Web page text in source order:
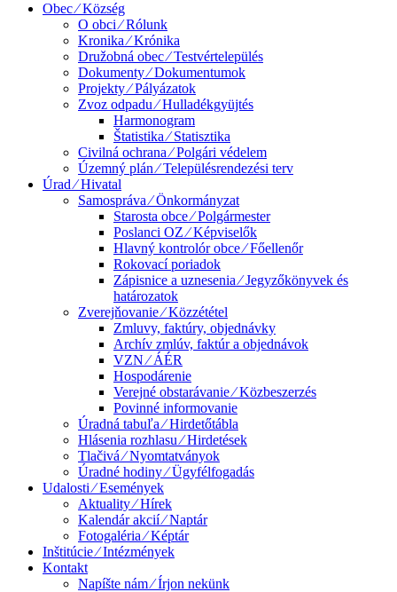
Obec ⁄ Község
O obci ⁄ Rólunk
Kronika ⁄ Krónika
Družobná obec ⁄ Testvértelepülés
Dokumenty ⁄ Dokumentumok
Projekty ⁄ Pályázatok
Zvoz odpadu ⁄ Hulladékgyüjtés
Harmonogram
Štatistika ⁄ Statisztika
Civilná ochrana ⁄ Polgári védelem
Územný plán ⁄ Településrendezési terv
Úrad ⁄ Hivatal
Samospráva ⁄ Önkormányzat
Starosta obce ⁄ Polgármester
Poslanci OZ ⁄ Képviselők
Hlavný kontrolór obce ⁄ Főellenőr
Rokovací poriadok
Zápisnice a uznesenia ⁄ Jegyzőkönyvek és
határozatok
Zverejňovanie ⁄ Közzététel
Zmluvy, faktúry, objednávky
Archív zmlúv, faktúr a objednávok
VZN ⁄ ÁÉR
Hospodárenie
Verejné obstarávanie ⁄ Közbeszerzés
Povinné informovanie
Úradná tabuľa ⁄ Hirdetőtábla
Hlásenia rozhlasu ⁄ Hirdetések
Tlačivá ⁄ Nyomtatványok
Úradné hodiny ⁄ Ügyfélfogadás
Udalosti ⁄ Események
Aktuality ⁄ Hírek
Kalendár akcií ⁄ Naptár
Fotogaléria ⁄ Képtár
Inštitúcie ⁄ Intézmények
Kontakt
Napíšte nám ⁄ Írjon nekünk